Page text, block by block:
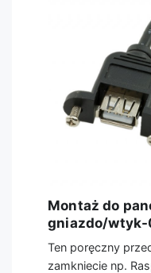
Montaż do
gniazdo/wtyk-
Ten poręczny
zamkniecie np.